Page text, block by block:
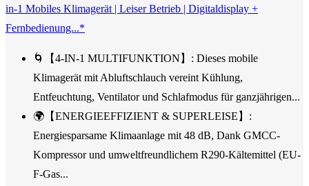
in-1 Mobiles Klimagerät | Leiser Betrieb | Digitaldisplay +
Fernbedienung...*
🌀【4-IN-1 MULTIFUNKTION】: Dieses mobile
Klimagerät mit Abluftschlauch vereint Kühlung,
Entfeuchtung, Ventilator und Schlafmodus für ganzjährigen...
🌍【ENERGIEEFFIZIENT & SUPERLEISE】:
Energiesparsame Klimaanlage mit 48 dB, Dank GMCC-
Kompressor und umweltfreundlichem R290-Kältemittel (EU-
F-Gas...